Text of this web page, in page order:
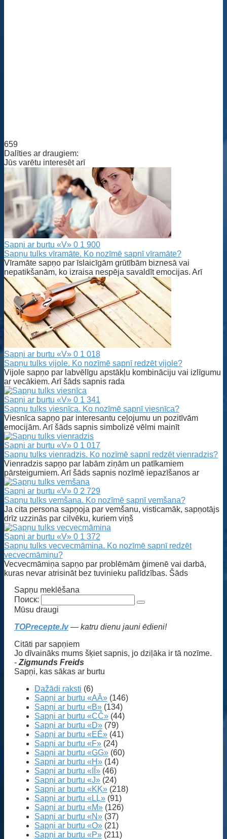
659
Dalīties ar draugiem:
Jūs varētu interesēt arī
Sapņi ar burtu «V» 0 1 900
Sapņu tulks vīramāte. Ko nozīmē sapnī vīramāte?
Vīramāte sapņo par īslaicīgām grūtībām biznesā vai
nepatikšanām, ko izraisa nespēja savaldīt emocijas. Arī
Sapņi ar burtu «V» 0 1 018
Sapņu tulks vijole. Ko nozīmē sapnī redzēt vijole?
Vijole sapņo par labvēlīgu apstākļu kombināciju vai izlīgumu
ar vecākiem. Arī šāds sapnis rada
Sapņi ar burtu «V» 0 1 341
Sapņu tulks viesnīca. Ko nozīmē sapnī viesnīca?
Viesnīca sapņo par interesantu ceļojumu un pozitīvām
emocijām. Arī šāds sapnis simbolizē vēlmi mainīt
Sapņi ar burtu «V» 0 1 017
Sapņu tulks vienradzis. Ko nozīmē sapnī redzēt vienradzis?
Vienradzis sapņo par labām ziņām un patīkamiem
pārsteigumiem. Arī šāds sapnis nozīmē iepazīšanos ar
Sapņi ar burtu «V» 0 2 729
Sapņu tulks vemšana. Ko nozīmē sapnī vemšana?
Ja cita persona sapņoja par vemšanu, visticamāk, sapņotājs
drīz uzzinās par cilvēku, kuriem viņš
Sapņi ar burtu «V» 0 1 372
Sapņu tulks vecvecmāmina. Ko nozīmē sapnī redzēt
vecvecmāmiņu?
Vecvecmāmiņa sapņo par problēmām ģimenē vai darbā,
kuras nevar atrisināt bez tuvinieku palīdzības. Šāds
Sapņu meklēšana
Поиск:
Mūsu draugi
TOPrecepte.lv— katru dienu jauni ēdieni!
Citāti par sapņiem
Jo dīvaināks mums šķiet sapnis, jo dziļāka ir tā nozīme.
- Zigmunds Freids
Sapņi, kas sākas ar burtu
Dažādi raksti (6)
Sapņi ar burtu «AĀ» (146)
Sapņi ar burtu «B» (134)
Sapņi ar burtu «CČ» (44)
Sapņi ar burtu «D» (79)
Sapņi ar burtu «EĒ» (41)
Sapņi ar burtu «F» (24)
Sapņi ar burtu «GĢ» (60)
Sapņi ar burtu «H» (14)
Sapņi ar burtu «IĪ» (46)
Sapņi ar burtu «J» (24)
Sapņi ar burtu «KĶ» (218)
Sapņi ar burtu «LĻ» (91)
Sapņi ar burtu «M» (126)
Sapņi ar burtu «N» (37)
Sapņi ar burtu «O» (21)
Sapņi ar burtu «P» (211)